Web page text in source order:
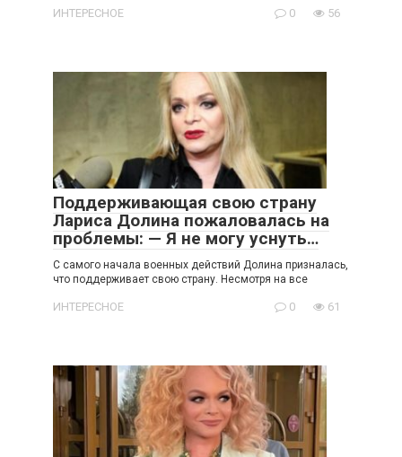
ИНТЕРЕСНОЕ 0 56
Поддерживающая свою страну
Лариса Долина пожаловалась на
проблемы: — Я не могу уснуть…
С самого начала военных действий Долина призналась,
что поддерживает свою страну. Несмотря на все
ИНТЕРЕСНОЕ 0 61